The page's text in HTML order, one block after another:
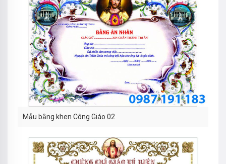
Mẫu bằng khen Công Giáo 02